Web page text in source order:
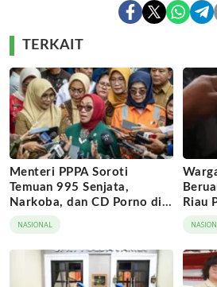
TERKAIT
Menteri PPPA Soroti
Temuan 995 Senjata,
Narkoba, dan CD Porno di
NASIONAL
Riau